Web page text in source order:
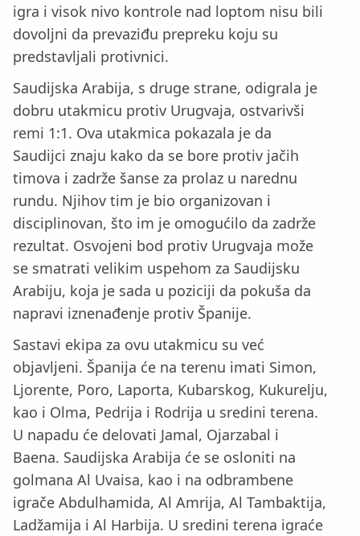
igra i visok nivo kontrole nad loptom nisu bili
dovoljni da prevaziđu prepreku koju su
predstavljali protivnici.
Saudijska Arabija, s druge strane, odigrala je
dobru utakmicu protiv Urugvaja, ostvarivši
remi 1:1. Ova utakmica pokazala je da
Saudijci znaju kako da se bore protiv jačih
timova i zadrže šanse za prolaz u narednu
rundu. Njihov tim je bio organizovan i
disciplinovan, što im je omogućilo da zadrže
rezultat. Osvojeni bod protiv Urugvaja može
se smatrati velikim uspehom za Saudijsku
Arabiju, koja je sada u poziciji da pokuša da
napravi iznenađenje protiv Španije.
Sastavi ekipa za ovu utakmicu su već
objavljeni. Španija će na terenu imati Simon,
Ljorente, Poro, Laporta, Kubarskog, Kukurelju,
kao i Olma, Pedrija i Rodrija u sredini terena.
U napadu će delovati Jamal, Ojarzabal i
Baena. Saudijska Arabija će se osloniti na
golmana Al Uvaisa, kao i na odbrambene
igrače Abdulhamida, Al Amrija, Al Tambaktija,
Ladžamija i Al Harbija. U sredini terena igraće